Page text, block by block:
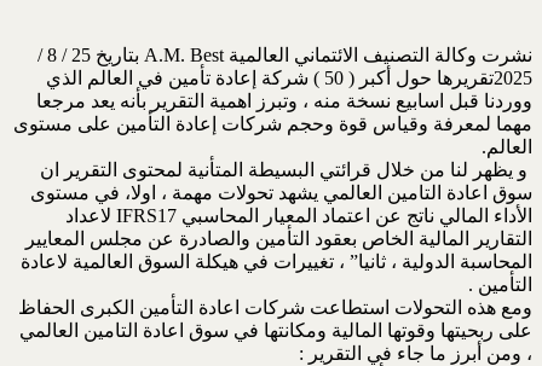
نشرت وكالة التصنيف الائتماني العالمية ‏A.M. Best‏ بتاريخ 25 / 8 /
2025تقريرها ‏حول أكبر ( 50 ) شركة إعادة تأمين في العالم الذي
ووردنا قبل اسابيع نسخة منه ، وتبرز ‏اهمية التقرير بأنه يعد مرجعا
مهما لمعرفة وقياس قوة وحجم شركات إعادة التأمين على ‏مستوى
العالم.‏
‏ و يظهر لنا من خلال قرائتي البسيطة المتأنية لمحتوى التقرير ان
سوق اعادة التامين العالمي ‏يشهد تحولات مهمة ، اولا، في مستوى
الأداء المالي ناتج عن اعتماد المعيار ‏المحاسبي ‏IFRS17‎‏ لاعداد
التقارير المالية الخاص بعقود التأمين والصادرة عن مجلس ‏المعايير
المحاسبة الدولية ، ثانيا” ، تغييرات في هيكلة السوق العالمية لاعادة
التأمين .‏
ومع هذه التحولات استطاعت شركات اعادة التأمين الكبرى الحفاظ
على ربحيتها وقوتها المالية ‏ومكانتها في سوق اعادة التامين العالمي
، ومن أبرز ما جاء في التقرير : ‏